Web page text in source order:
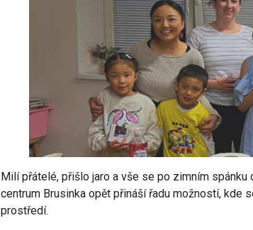
Milí přátelé, přišlo jaro a vše se po zimním
centrum Brusinka opět přináší řadu možností, kde
prostředí.